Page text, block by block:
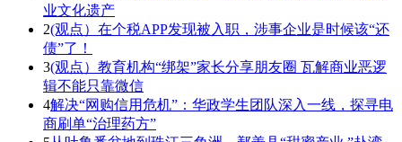
业文化遗产
2(观点）在个税APP发现被入职，涉事企业是时候该“还
债”了！
3(观点）教育机构“绑架”家长分享朋友圈 瓦解商业恶逻
辑不能只靠微信
4解决“网购信用危机”：华政学生团队深入一线，探寻电
商刷单“治理药方”